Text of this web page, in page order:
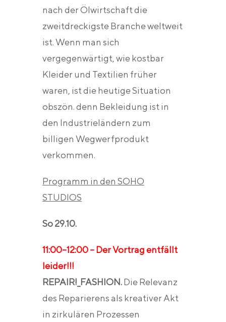
nach der Ölwirtschaft die
zweitdreckigste Branche weltweit
ist. Wenn man sich
vergegenwärtigt, wie kostbar
Kleider und Textilien früher
waren, ist die heutige Situation
obszön. denn Bekleidung ist in
den Industrieländern zum
billigen Wegwerfprodukt
verkommen.
Programm in den SOHO
STUDIOS
So 29.10.
11:00–12:00 – Der Vortrag entfällt
leider!!!
REPAIR!_FASHION.Die Relevanz
des Reparierens als kreativer Akt
in zirkulären Prozessen